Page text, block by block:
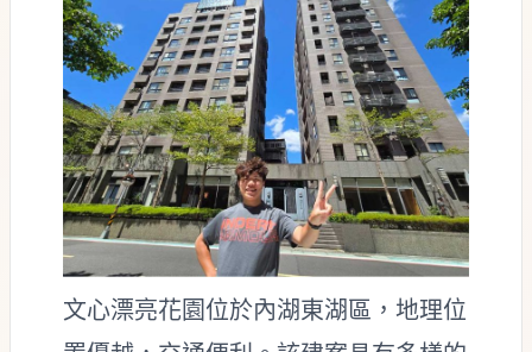
文心漂亮花園位於內湖東湖區，地理位